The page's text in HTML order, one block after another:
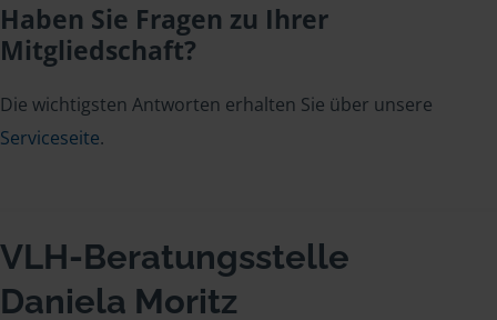
Haben Sie Fragen zu Ihrer
Mitgliedschaft?
Die wichtigsten Antworten erhalten Sie über unsere
Serviceseite.
VLH-Beratungsstelle
Daniela Moritz